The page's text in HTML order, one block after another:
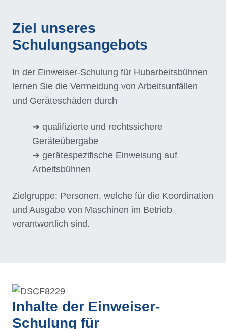
Ziel unseres
Schulungsangebots
In der Einweiser-Schulung für Hubarbeitsbühnen
lernen Sie die Vermeidung von Arbeitsunfällen
und Geräteschäden durch
➜ qualifizierte und rechtssichere
Geräteübergabe
➜ gerätespezifische Einweisung auf
Arbeitsbühnen
Zielgruppe: Personen, welche für die Koordination
und Ausgabe von Maschinen im Betrieb
verantwortlich sind.
Inhalte der Einweiser-
Schulung für